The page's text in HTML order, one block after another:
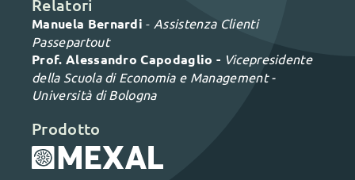
Relatori
Manuela Bernardi - Assistenza Clienti
Passepartout
Prof. Alessandro Capodaglio - Vicepresidente
della Scuola di Economia e Management -
Università di Bologna
Prodotto